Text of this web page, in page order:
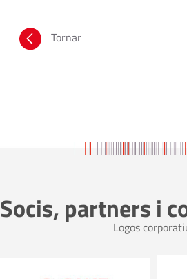
Tornar
Socis, partners i
Logos